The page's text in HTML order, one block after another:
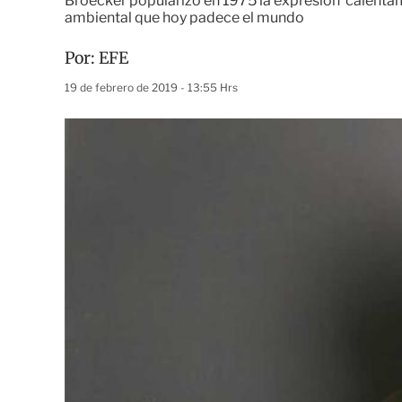
ambiental que hoy padece el mundo
Por: EFE
19 de febrero de 2019 - 13:55 Hrs